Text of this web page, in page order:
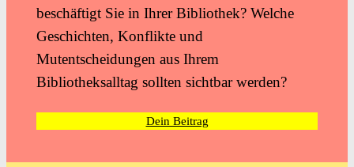
beschäftigt Sie in Ihrer Bibliothek? Welche
Geschichten, Konflikte und
Mutentscheidungen aus Ihrem
Bibliotheksalltag sollten sichtbar werden?
Dein Beitrag